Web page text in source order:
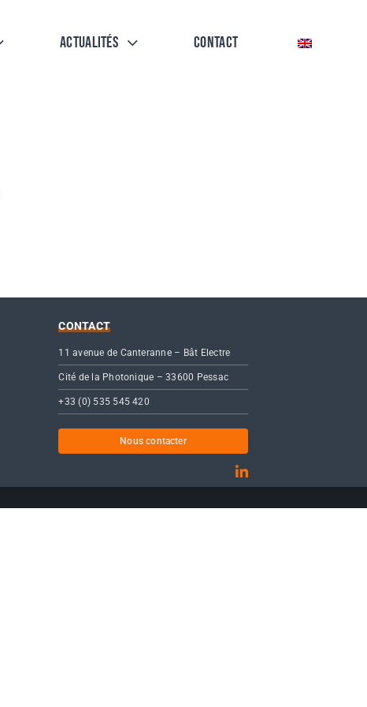
Actualités Contact
CONTACT
11 avenue de Canteranne – Bât Electre
Cité de la Photonique – 33600 Pessac
+33 (0) 535 545 420
Nous contacter